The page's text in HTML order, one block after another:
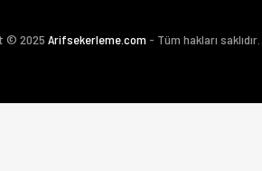
© 2025 Arifsekerleme.com - Tüm hakları saklıdır.